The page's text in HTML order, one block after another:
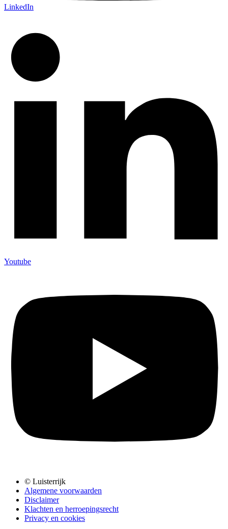
LinkedIn
Youtube
© Luisterrijk
Algemene voorwaarden
Disclaimer
Klachten en herroepingsrecht
Privacy en cookies